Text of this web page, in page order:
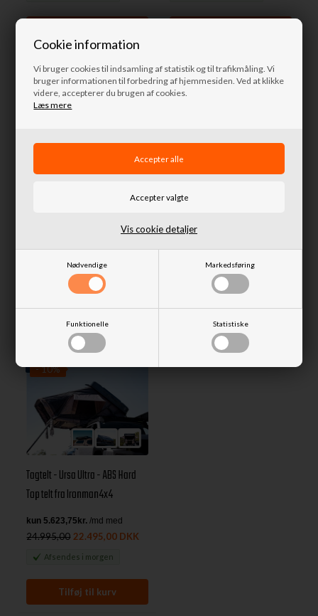
Cookie information
Vi bruger cookies til indsamling af statistik og til trafikmåling. Vi
bruger informationen til forbedring af hjemmesiden. Ved at klikke
videre, accepterer du brugen af cookies.
Læs mere
Nødvendige Markedsføring
Funktionelle Statistiske
Vis cookie detaljer
Nyhed
Motorhjelmsbeskyttelse til Ford
995,00 DKK
Afsendes i morgen
Nyhed
m/tågelygter i aluminium fra
Ironman4x4 til Suzuki Jimny
14.995,00 DKK
Afsendesi morgen
Nyhed
- 10%
Tagtelt - Ursa Ultra - ABS Hard
Top telt fra Ironman4x4
24.995,00 22.495,00 DKK
Afsendes i morgen